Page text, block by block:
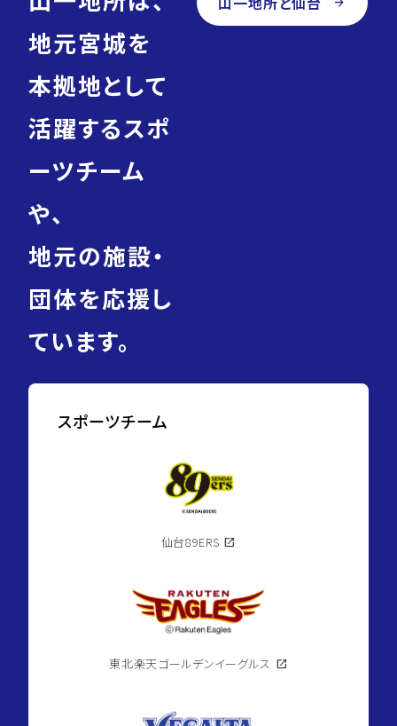
地元宮城を
本拠地として
活躍するスポ
ーツチーム
や、
地元の施設・
団体を応援し
ています。
スポーツチーム
仙台89ERS open_in_new
東北楽天ゴールデンイーグルス open_in_new